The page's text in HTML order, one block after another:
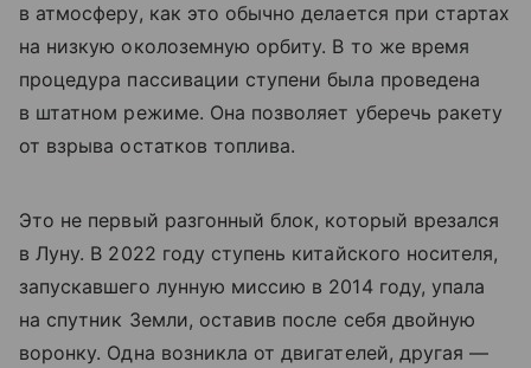
в атмосферу, как это обычно делается при стартах
на низкую околоземную орбиту. В то же время
процедура пассивации ступени была проведена
в штатном режиме. Она позволяет уберечь ракету
от взрыва остатков топлива.
Это не первый разгонный блок, который врезался
в Луну. В 2022 году ступень китайского носителя,
запускавшего лунную миссию в 2014 году, упала
на спутник Земли, оставив после себя двойную
воронку. Одна возникла от двигателей, другая —